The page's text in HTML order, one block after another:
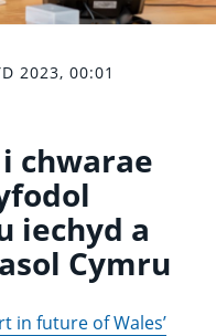
2023, 00:01
chwarae
iechyd a
Cymru
in future of Wales’